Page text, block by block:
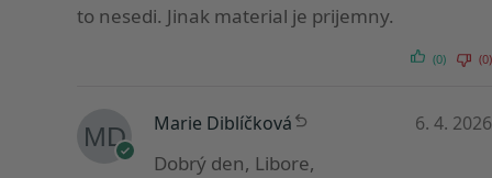
to nesedi. Jinak material je prijemny.
(0) (0)
Marie Diblíčková 6. 4. 2026
Dobrý den, Libore,